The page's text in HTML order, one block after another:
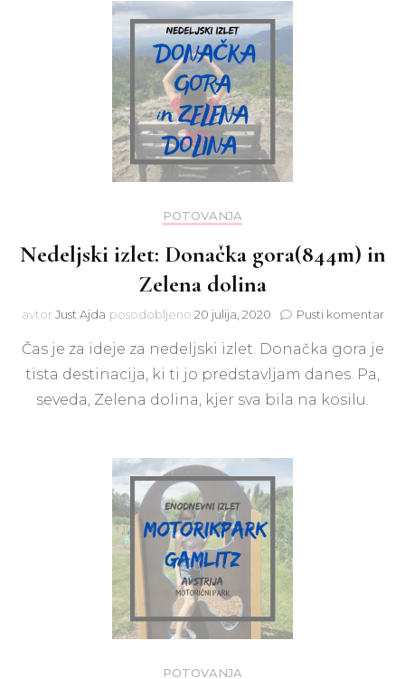
POTOVANJA
Nedeljski izlet: Donačka gora(844m) in
Zelena dolina
avtor Just Ajda posodobljeno 20 julija, 2020 Pusti komentarna
Čas je za ideje za nedeljski izlet. Donačka gora je
tista destinacija, ki ti jo predstavljam danes. Pa,
seveda, Zelena dolina, kjer sva bila na kosilu.
POTOVANJA